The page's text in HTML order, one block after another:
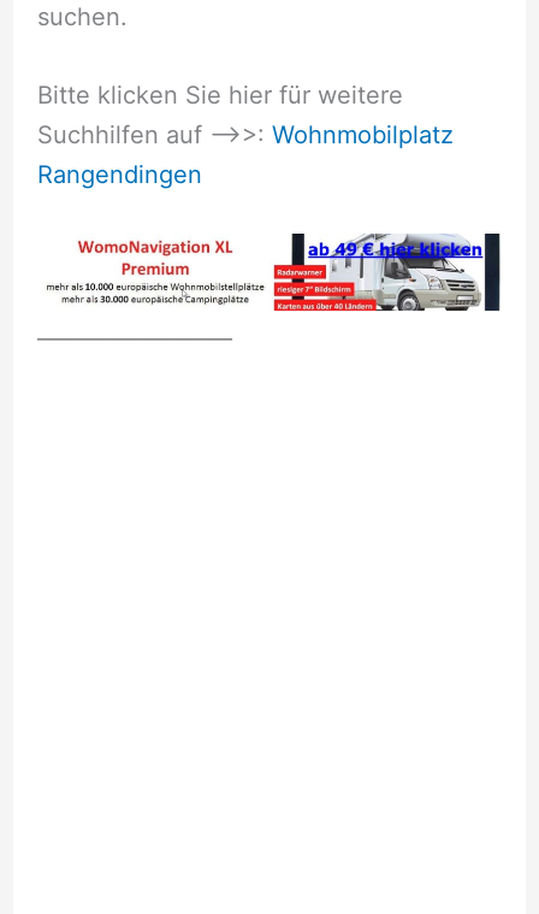
suchen.
Bitte klicken Sie hier für weitere
Suchhilfen auf –>>: Wohnmobilplatz
Rangendingen